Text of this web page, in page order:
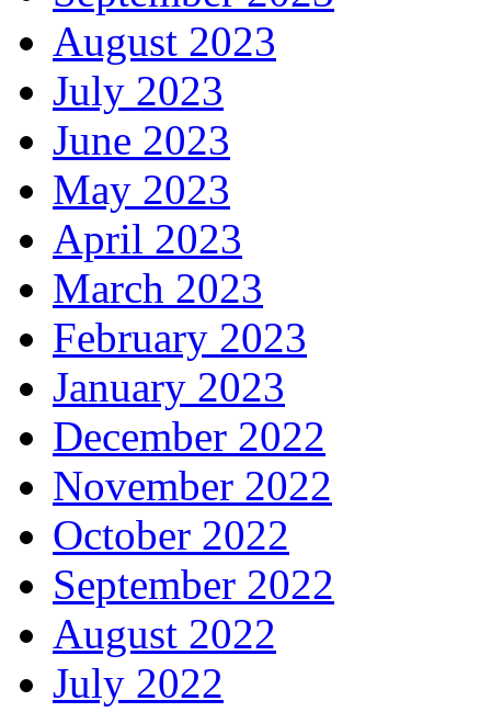
August 2023
July 2023
June 2023
May 2023
April 2023
March 2023
February 2023
January 2023
December 2022
November 2022
October 2022
September 2022
August 2022
July 2022